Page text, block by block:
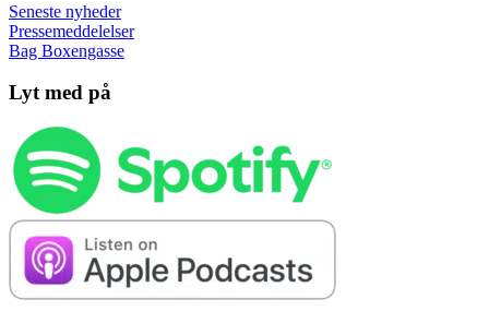
Seneste nyheder
Pressemeddelelser
Bag Boxengasse
Lyt med på